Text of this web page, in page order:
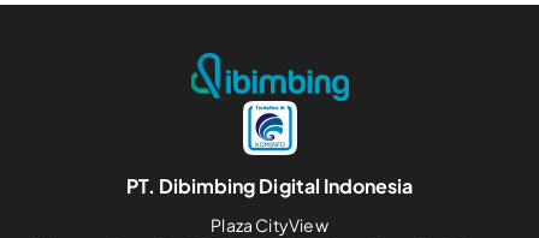
PT. Dibimbing Digital Indonesia
Plaza CityView